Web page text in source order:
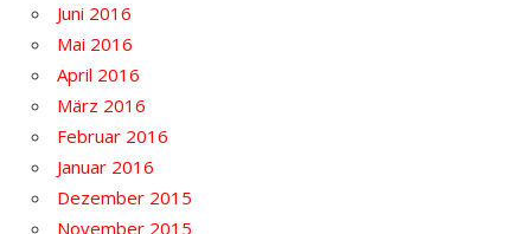
Juni 2016
Mai 2016
April 2016
März 2016
Februar 2016
Januar 2016
Dezember 2015
November 2015